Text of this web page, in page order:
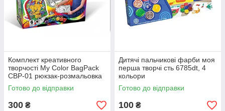
Комплект креативного
творчості My Color BagPack
CBP-01 рюкзак-розмальовка
Ведмедик
Готово до відправки
300 ₴
Дитячі пальчикові фарби моя
перша творчі сть 6785dt, 4
кольори
Готово до відправки
100 ₴